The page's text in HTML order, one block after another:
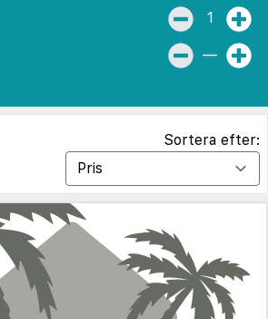
1
—
Sortera efter: